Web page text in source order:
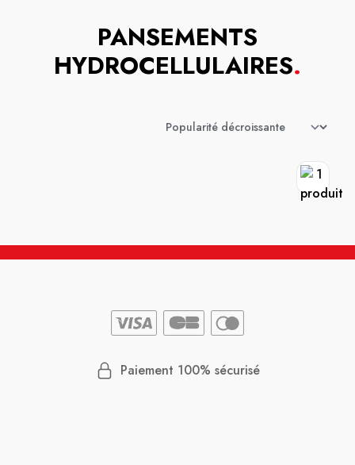
PANSEMENTS
HYDROCELLULAIRES.
Paiement 100% sécurisé